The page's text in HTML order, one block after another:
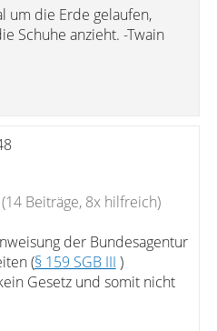
um die Erde gelaufen,
Schuhe anzieht. -Twain
(14 Beiträge, 8x hilfreich)
der Bundesagentur
(§ 159 SGB III )
Gesetz und somit nicht